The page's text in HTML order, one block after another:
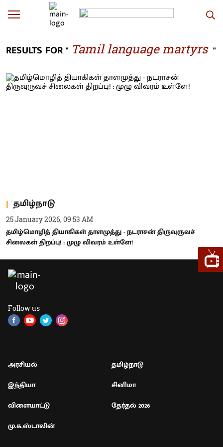
RESULTS FOR " Tamil language martyrs "
தமிழ்நாடு
25 January 2026, 09:53 AM
தமிழ்மொழித் தியாகிகள் தாளமுத்து - நடராசன் திருவுருவச்
சிலைகள் திறப்பு! : முழு விவரம் உள்ளே!
Follow us
அரசியல்
தமிழ்நாடு
இந்தியா
சினிமா
விளையாட்டு
தேர்தல் 2026
மு.க.ஸ்டாலின்